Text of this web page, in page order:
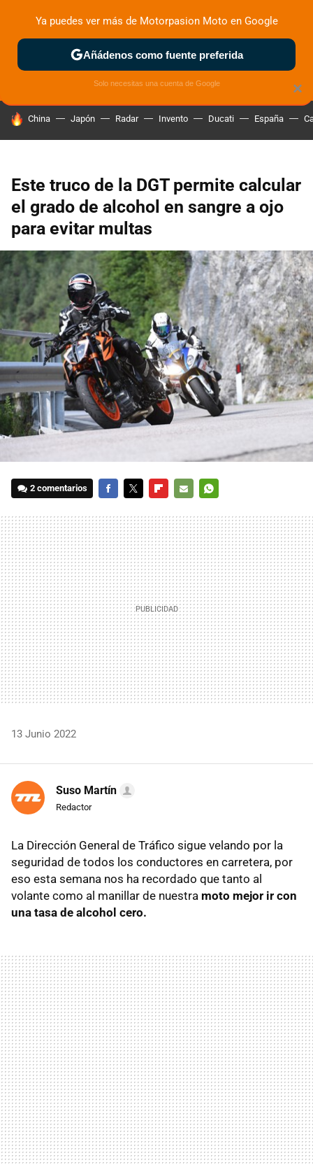
ZONA DE PRUEBAS DEPORTIVAS MOTOS ELÉCTRICAS
HOY SE HABLA DE
China Japón Radar Invento Ducati España
Este truco de la DGT permite calcular
el grado de alcohol en sangre a ojo
para evitar multas
2 comentarios
MAIL
13 Junio 2022
Suso Martín
Redactor
La Dirección General de Tráfico sigue velando por la
seguridad de todos los conductores en carretera, por
eso esta semana nos ha recordado que tanto al
volante como al manillar de nuestra moto mejor ir con
una tasa de alcohol cero.
×
Ya puedes ver más de Motorpasion Moto en Google
Añádenos como fuente preferida
Solo necesitas una cuenta de Google